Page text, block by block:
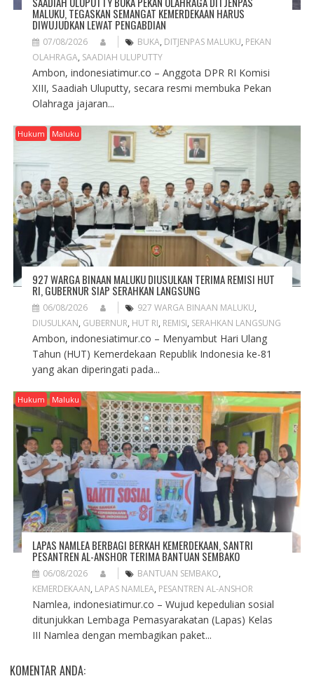
MALUKU, TEGASKAN SEMANGAT KEMERDEKAAN HARUS
DIWUJUDKAN LEWAT PENGABDIAN
07/08/2026 BUKA, DITJENPAS MALUKU, PEKAN
OLAHRAGA, SAADIAH ULUPUTTY
Ambon, indonesiatimur.co – Anggota DPR RI Komisi
XIII, Saadiah Uluputty, secara resmi membuka Pekan
Olahraga jajaran...
Hukum Maluku
927 WARGA BINAAN MALUKU DIUSULKAN TERIMA REMISI HUT
RI, GUBERNUR SIAP SERAHKAN LANGSUNG
06/08/2026 927 WARGA BINAAN MALUKU,
DIUSULKAN, GUBERNUR, HUT RI, REMISI, SERAHKAN LANGSUNG
Ambon, indonesiatimur.co – Menyambut Hari Ulang
Tahun (HUT) Kemerdekaan Republik Indonesia ke-81
yang akan diperingati pada...
Hukum Maluku
LAPAS NAMLEA BERBAGI BERKAH KEMERDEKAAN, SANTRI
PESANTREN AL-ANSHOR TERIMA BANTUAN SEMBAKO
06/08/2026 BANTUAN SEMBAKO,
KEMERDEKAAN, LAPAS NAMLEA, PESANTREN AL-ANSHOR
Namlea, indonesiatimur.co – Wujud kepedulian sosial
ditunjukkan Lembaga Pemasyarakatan (Lapas) Kelas
III Namlea dengan membagikan paket...
KOMENTAR ANDA: